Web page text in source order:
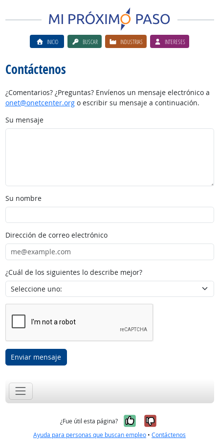
INICIO BUSCAR INDUSTRIAS INTERESES
Contáctenos
¿Comentarios? ¿Preguntas? Envíenos un mensaje electrónico a
onet@onetcenter.orgo escribir su mensaje a continuación.
Su mensaje
Su nombre
Dirección de correo electrónico
¿Cuál de los siguientes lo describe mejor?
Enviar mensaje
¿Fue útil esta página? Sí, fue útil
No, no fue
Ayuda para personas que buscan empleo • Contáctenos